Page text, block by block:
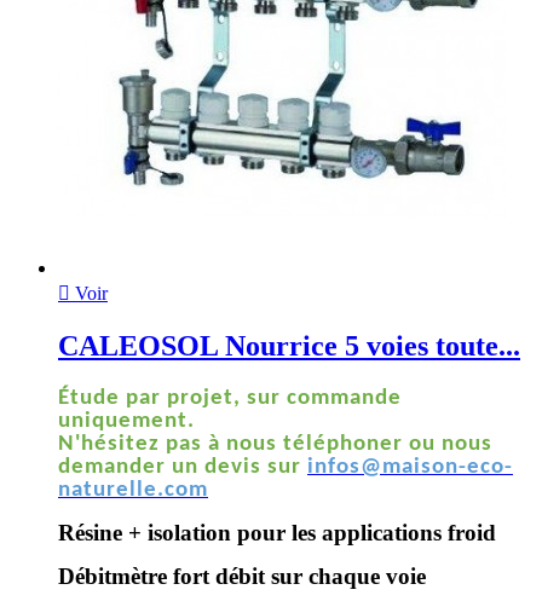
 Voir
CALEOSOL Nourrice 5 voies toute...
Étude par projet, sur commande
uniquement.
N'hésitez pas à nous téléphoner ou nous
demander un devis sur infos@maison-eco-
naturelle.com
Résine + isolation pour les applications froid
Débitmètre fort débit sur chaque voie